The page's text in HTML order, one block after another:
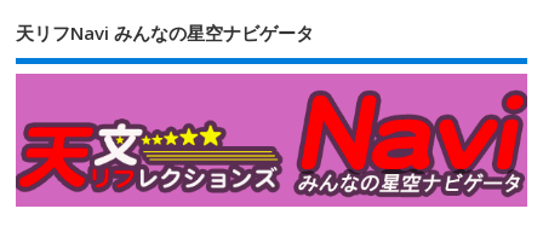
天リフNavi みんなの星空ナビゲータ